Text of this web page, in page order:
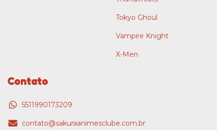
Tokyo Ghoul
Vampire Knight
X-Men
Contato
5511990173209
contato@sakuraanimesclube.com.br